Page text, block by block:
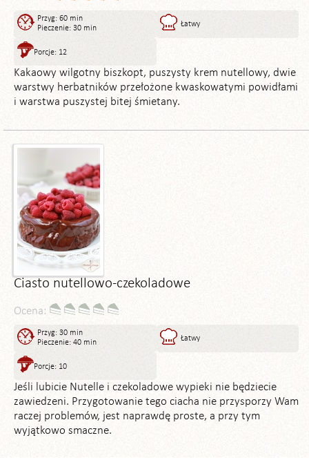
Przyg: 60 min
Pieczenie: 30 min
Łatwy
Porcje: 12
Kakaowy wilgotny biszkopt, puszysty krem nutellowy, dwie
warstwy herbatników przełożone kwaskowatymi powidłami
i warstwa puszystej bitej śmietany.
Ciasto nutellowo-czekoladowe
Ocena:
Przyg: 30 min
Pieczenie: 40 min
Łatwy
Porcje: 10
Jeśli lubicie Nutelle i czekoladowe wypieki nie będziecie
zawiedzeni. Przygotowanie tego ciacha nie przysporzy Wam
raczej problemów, jest naprawdę proste, a przy tym
wyjątkowo smaczne.